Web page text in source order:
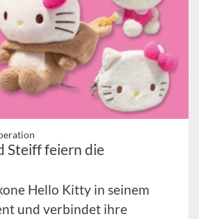
Steiff feiern die
Hello Kitty in seinem
und verbindet ihre